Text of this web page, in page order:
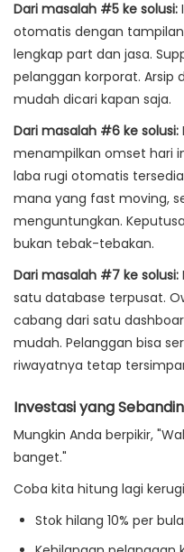
Dari masalah #5 ke solusi:
otomatis dengan
lengkap part dan jasa.
pelanggan korporat. Arsip
mudah dicari kapan saja.
Dari masalah #6 ke solusi:
menampilkan omset hari
laba rugi otomatis
mana yang fast moving,
menguntungkan.
bukan tebak-tebakan.
Dari masalah #7 ke solusi:
satu database terpusat.
cabang dari satu
mudah. Pelanggan bisa
riwayatnya tetap
Investasi yang
Mungkin Anda berpikir,
banget."
Coba kita hitung lagi
Stok hilang 10% per